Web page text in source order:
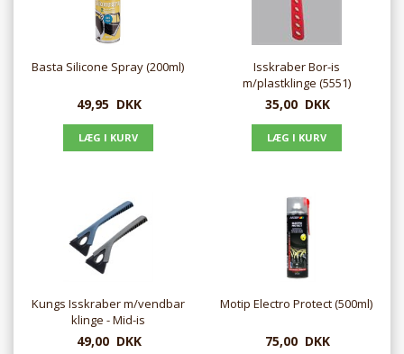
Basta Silicone Spray (200ml)
49,95 DKK
Isskraber Bor-is
m/plastklinge (5551)
35,00 DKK
Kungs Isskraber m/vendbar
klinge - Mid-is
49,00 DKK
Motip Electro Protect (500ml)
75,00 DKK